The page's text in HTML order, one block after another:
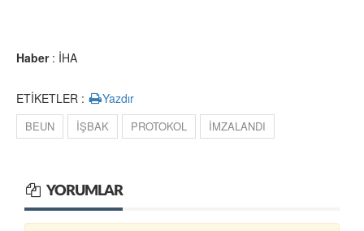
Haber: İHA
ETİKETLER : Yazdır
BEUN İŞBAK PROTOKOL İMZALANDI
YORUMLAR